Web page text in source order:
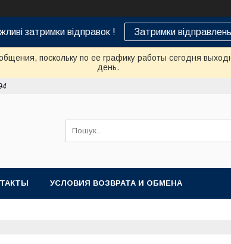
затримки відправок ! Затримки відправлень
поскольку по ее графику работы сегодня
день.
УСЛОВИЯ ВОЗВРАТА И ОБМЕНА